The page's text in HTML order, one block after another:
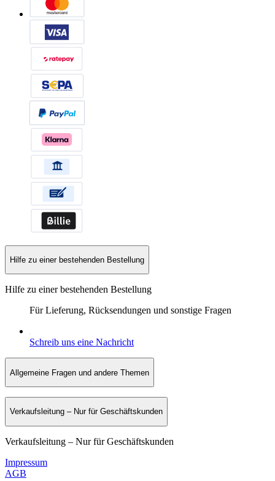
Hilfe zu einer bestehenden Bestellung
Hilfe zu einer bestehenden Bestellung
Für Lieferung, Rücksendungen und sonstige Fragen
Schreib uns eine Nachricht
Allgemeine Fragen und andere Themen
Verkaufsleitung – Nur für Geschäftskunden
Verkaufsleitung – Nur für Geschäftskunden
Impressum
AGB